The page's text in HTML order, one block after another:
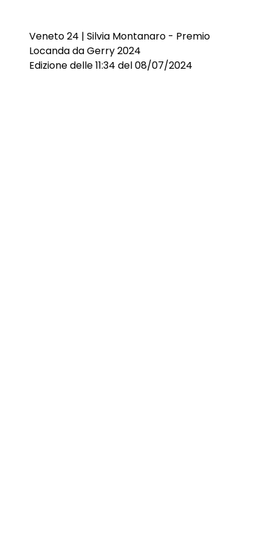
Veneto 24 | Silvia Montanaro - Premio
Locanda da Gerry 2024
Edizione delle 11:34 del 08/07/2024